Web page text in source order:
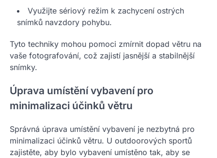
Využijte sériový režim k zachycení ostrých
snímků navzdory pohybu.
Tyto techniky mohou pomoci zmírnit dopad větru na
vaše fotografování, což zajistí jasnější a stabilnější
snímky.
Úprava umístění vybavení pro
minimalizaci účinků větru
Správná úprava umístění vybavení je nezbytná pro
minimalizaci účinků větru. U outdoorových sportů
zajistěte, aby bylo vybavení umístěno tak, aby se